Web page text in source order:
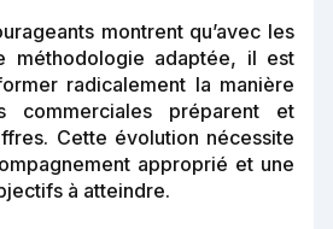
montrent qu’avec les
méthodologie adaptée, il est
radicalement la manière
commerciales préparent et
Cette évolution nécessite
approprié et une
à atteindre.